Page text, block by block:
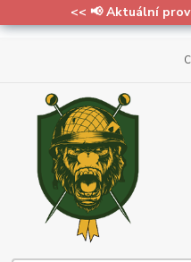
<< 📢 Aktuální